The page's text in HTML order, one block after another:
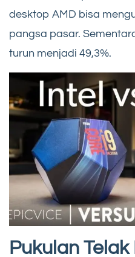
desktop AMD bisa
pangsa pasar.
turun menjadi 49,3%.
Pukulan